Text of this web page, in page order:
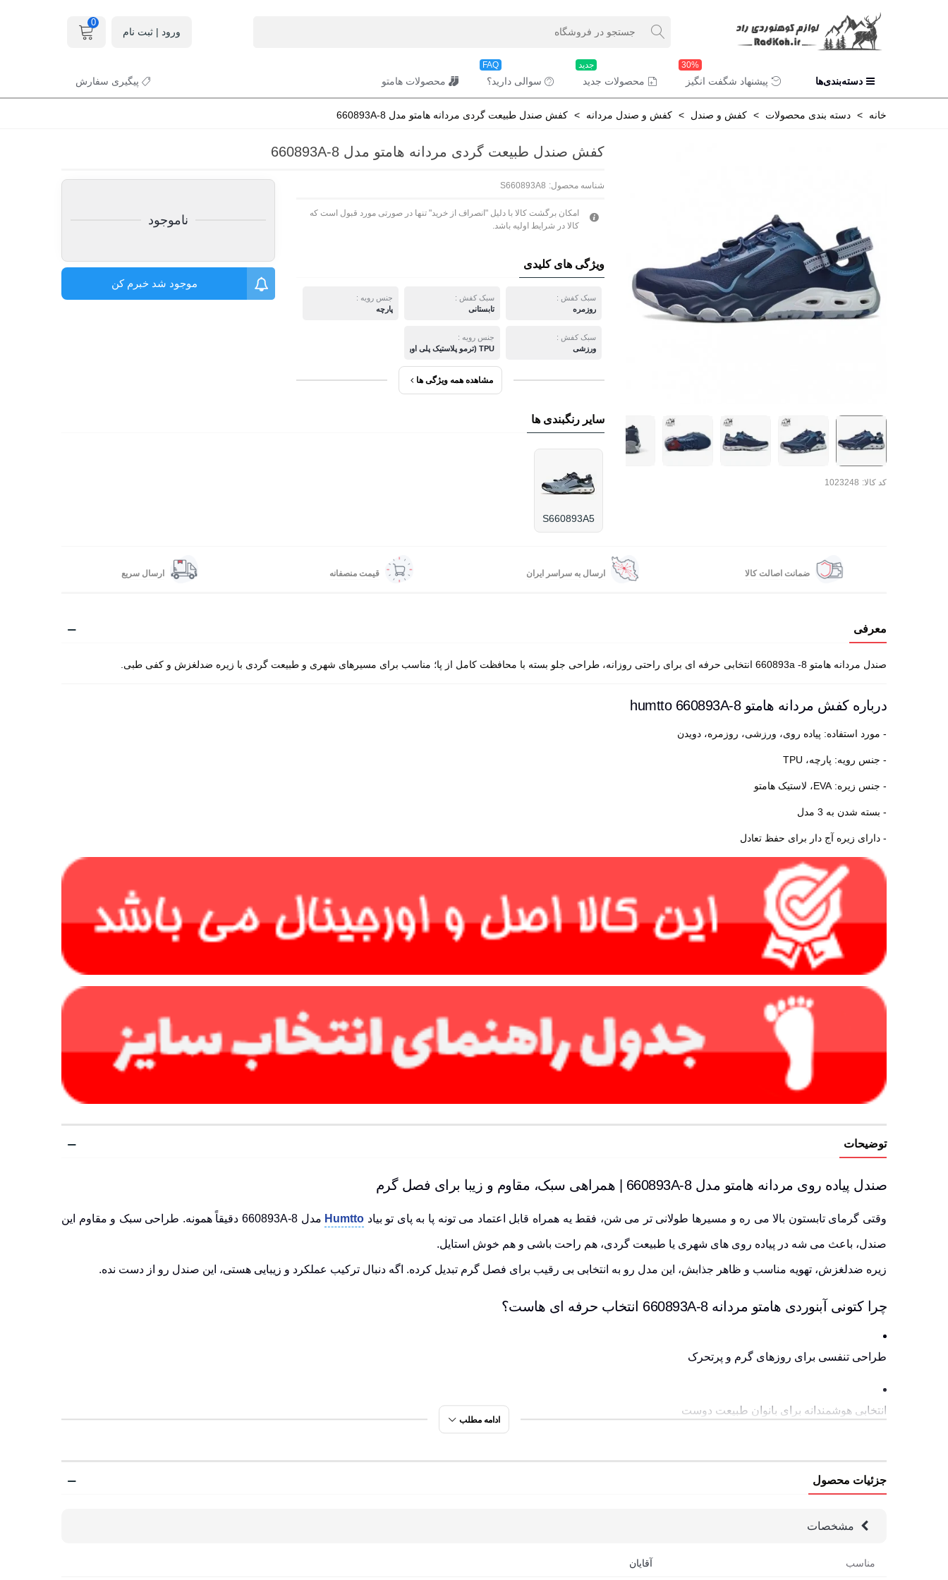
ورود | ثبت نام
0
دسته‌بندی‌ها پیشنهاد شگفت انگیز
30%
محصولات جدید
جدید
سوالی دارید؟
FAQ
محصولات هامتو پیگیری سفارش
خانه > دسته بندی محصولات > کفش و صندل > کفش و صندل مردانه > کفش صندل طبیعت گردی مردانه هامتو مدل 660893A-8
کد کالا: 1023248
کفش صندل طبیعت گردی مردانه هامتو مدل 660893A-8
شناسه محصول: S660893A8
امکان برگشت کالا با دلیل "انصراف از خرید" تنها در صورتی مورد قبول است که
کالا در شرایط اولیه باشد.
ویژگی های کلیدی
سبک کفش :
روزمره
سبک کفش :
تابستانی
جنس رویه :
پارچه
سبک کفش :
ورزشی
جنس رویه :
TPU (ترمو پلاستیک پلی اورتان)
مشاهده همه ویژگی ها
ناموجود
موجود شد خبرم کن
سایر رنگبندی ها
S660893A5
ضمانت اصالت کالا ارسال به سراسر ایران قیمت منصفانه ارسال سریع
معرفی
صندل مردانه هامتو 660893a -8 انتخابی حرفه ای برای راحتی روزانه، طراحی جلو بسته با محافظت کامل از پا؛ مناسب برای مسیرهای شهری و طبیعت گردی با زیره ضدلغزش و کفی طبی.
درباره کفش مردانه هامتو humtto 660893A-8
- مورد استفاده: پیاده روی، ورزشی، روزمره، دویدن
- جنس رویه: پارچه، TPU
- جنس زیره: EVA، لاستیک هامتو
- بسته شدن به 3 مدل
- دارای زیره آج دار برای حفظ تعادل
توضیحات
صندل پیاده روی مردانه هامتو مدل 660893A-8 | همراهی سبک، مقاوم و زیبا برای فصل گرم
وقتی گرمای تابستون بالا می ره و مسیرها طولانی تر می شن، فقط یه همراه قابل اعتماد می تونه پا به پای تو بیاد Humtto مدل 660893A-8 دقیقاً همونه. طراحی سبک و مقاوم این
صندل، باعث می شه در پیاده روی های شهری یا طبیعت گردی، هم راحت باشی و هم خوش استایل.
زیره ضدلغزش، تهویه مناسب و ظاهر جذابش، این مدل رو به انتخابی بی رقیب برای فصل گرم تبدیل کرده. اگه دنبال ترکیب عملکرد و زیبایی هستی، این صندل رو از دست نده.
چرا کتونی آبنوردی هامتو مردانه 660893A-8 انتخاب حرفه ای هاست؟
طراحی تنفسی برای روزهای گرم و پرتحرک
انتخابی هوشمندانه برای بانوان طبیعت دوست
راحتی و استایل در روزهای گرم
سبک، مقاوم و ضدلغزش
راحتی در کنار دوام بالا
ادامه مطلب
جزئیات محصول
مشخصات
مناسب آقایان